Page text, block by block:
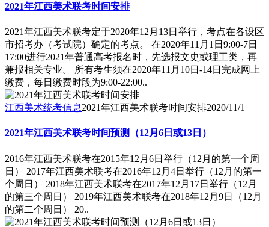
2021年江西美术联考时间安排
2021年江西美术联考定于2020年12月13日举行，考点在各设区
市招考办（考试院）确定的考点。 在2020年11月1日9:00-7日
17:00进行2021年普通高考报名时，先选报文史或理工类，再
兼报相关专业。 所有考生须在2020年11月10日-14日完成网上
缴费，每日缴费时段为9:00-22:00..
江西美术统考信息2021年江西美术联考时间安排2020/11/1
2021年江西美术联考时间预测（12月6日或13日）
2016年江西美术联考在2015年12月6日举行（12月的第一个周
日） 2017年江西美术联考在2016年12月4日举行（12月的第一
个周日） 2018年江西美术联考在2017年12月17日举行（12月
的第三个周日） 2019年江西美术联考在2018年12月9日（12月
的第二个周日） 20..